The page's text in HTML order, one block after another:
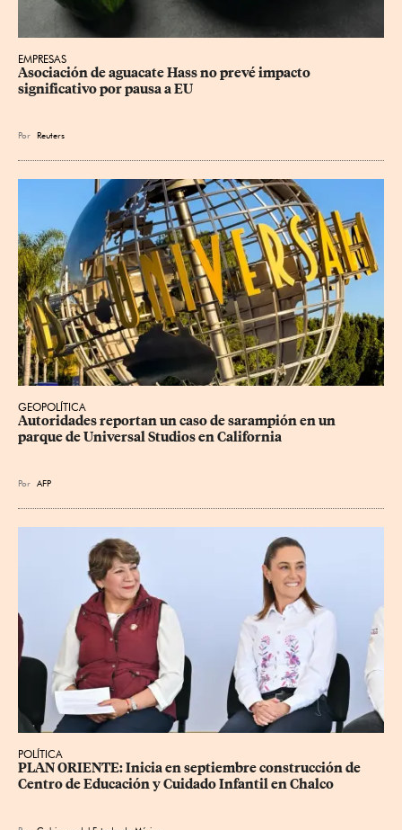
EMPRESAS
Asociación de aguacate Hass no prevé impacto
significativo por pausa a EU
Por Reuters
GEOPOLÍTICA
Autoridades reportan un caso de sarampión en un
parque de Universal Studios en California
Por AFP
POLÍTICA
PLAN ORIENTE: Inicia en septiembre construcción de
Centro de Educación y Cuidado Infantil en Chalco